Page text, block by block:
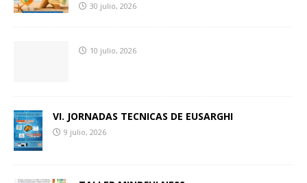
30 julio, 2026
10 julio, 2026
VI. JORNADAS TECNICAS DE EUSARGHI
9 julio, 2026